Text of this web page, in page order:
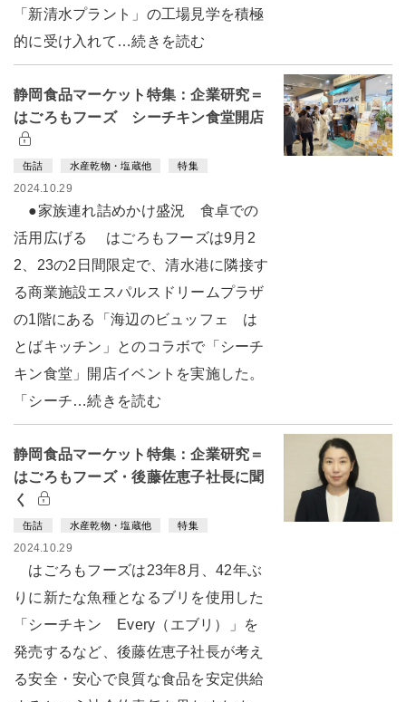
「新清水プラント」の工場見学を積極
的に受け入れて…続きを読む
静岡食品マーケット特集：企業研究＝
はごろもフーズ シーチキン食堂開店
缶詰 水産乾物・塩蔵他 特集
2024.10.29
●家族連れ詰めかけ盛況 食卓での
活用広げる はごろもフーズは9月2
2、23の2日間限定で、清水港に隣接す
る商業施設エスパルスドリームプラザ
の1階にある「海辺のビュッフェ は
とばキッチン」とのコラボで「シーチ
キン食堂」開店イベントを実施した。
「シーチ…続きを読む
静岡食品マーケット特集：企業研究＝
はごろもフーズ・後藤佐恵子社長に聞
く
缶詰 水産乾物・塩蔵他 特集
2024.10.29
はごろもフーズは23年8月、42年ぶ
りに新たな魚種となるブリを使用した
「シーチキン Every（エブリ）」を
発売するなど、後藤佐恵子社長が考え
る安全・安心で良質な食品を安定供給